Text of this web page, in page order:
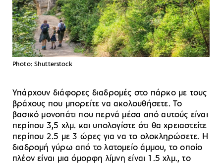
Photo: Shutterstock
Υπάρχουν διάφορες διαδρομές στο πάρκο με τους
βράχους που μπορείτε να ακολουθήσετε. Το
βασικό μονοπάτι που περνά μέσα από αυτούς είναι
περίπου 3,5 χλμ. και υπολογίστε ότι θα χρειαστείτε
περίπου 2.5 με 3 ώρες για να το ολοκληρώσετε. Η
διαδρομή γύρω από το λατομείο άμμου, το οποίο
πλέον είναι μια όμορφη λίμνη είναι 1.5 χλμ., το